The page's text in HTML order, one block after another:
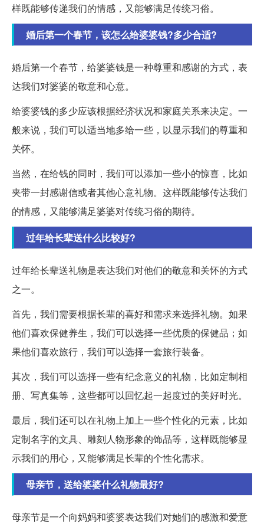
样既能够传递我们的情感，又能够满足传统习俗。
婚后第一个春节，该怎么给婆婆钱?多少合适?
婚后第一个春节，给婆婆钱是一种尊重和感谢的方式，表
达我们对婆婆的敬意和心意。
给婆婆钱的多少应该根据经济状况和家庭关系来决定。一
般来说，我们可以适当地多给一些，以显示我们的尊重和
关怀。
当然，在给钱的同时，我们可以添加一些小的惊喜，比如
夹带一封感谢信或者其他心意礼物。这样既能够传达我们
的情感，又能够满足婆婆对传统习俗的期待。
过年给长辈送什么比较好?
过年给长辈送礼物是表达我们对他们的敬意和关怀的方式
之一。
首先，我们需要根据长辈的喜好和需求来选择礼物。如果
他们喜欢保健养生，我们可以选择一些优质的保健品；如
果他们喜欢旅行，我们可以选择一套旅行装备。
其次，我们可以选择一些有纪念意义的礼物，比如定制相
册、写真集等，这些都可以回忆起一起度过的美好时光。
最后，我们还可以在礼物上加上一些个性化的元素，比如
定制名字的文具、雕刻人物形象的饰品等，这样既能够显
示我们的用心，又能够满足长辈的个性化需求。
母亲节，送给婆婆什么礼物最好?
母亲节是一个向妈妈和婆婆表达我们对她们的感激和爱意